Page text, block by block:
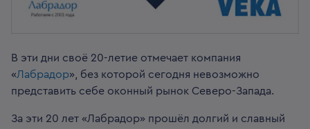
В эти дни своё 20-летие отмечает компания
«Лабрадор», без которой сегодня невозможно
представить себе оконный рынок Северо-Запада.
За эти 20 лет «Лабрадор» прошёл долгий и славный